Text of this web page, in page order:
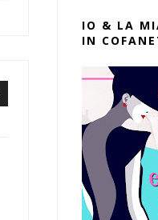
IO & LA
IN